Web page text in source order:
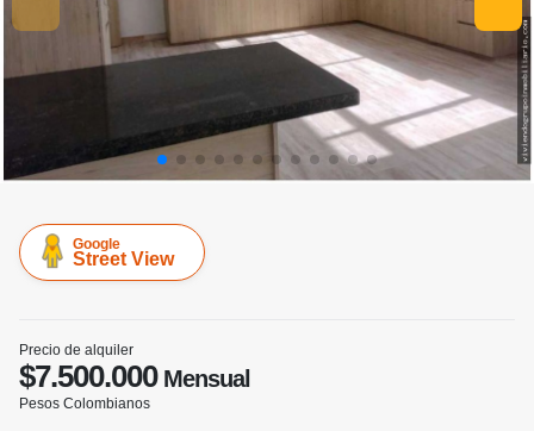
Google
Street View
Precio de alquiler
$7.500.000Mensual
Pesos Colombianos